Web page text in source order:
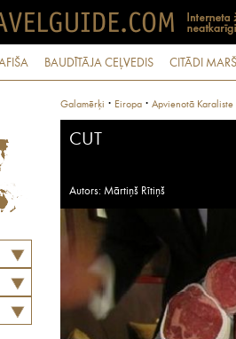
BAUDĪTĀJA CEĻVEDIS CITĀDI
Galamērķi · Eiropa · Apvienotā Karaliste
CUT
Autors: Mārtiņš Rītiņš